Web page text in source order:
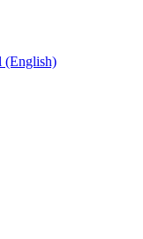
(English)